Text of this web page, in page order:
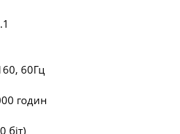
60Гц
годин
біт)